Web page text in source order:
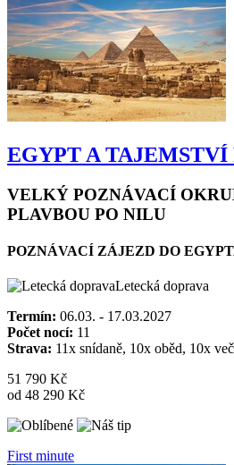
EGYPT A TAJEMSTVÍ
VELKÝ POZNÁVACÍ
PLAVBOU PO NILU
POZNÁVACÍ ZÁJEZD DO
Letecká doprava
Termín: 06.03. - 17.03.2027
Počet nocí: 11
Strava: 11x snídaně, 10x oběd, 10x
51 790 Kč
od 48 290 Kč
First minute